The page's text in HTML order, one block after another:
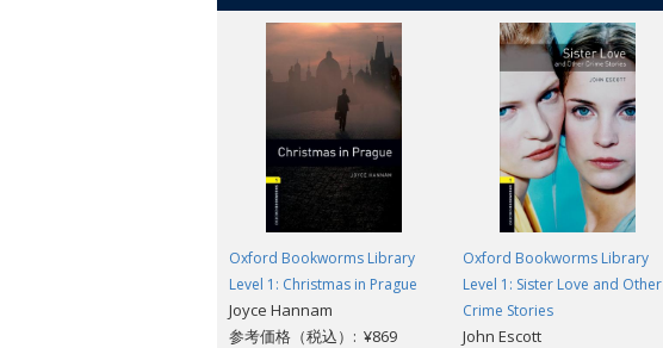
Oxford Bookworms Library
Level 1: Christmas in Prague
Joyce Hannam
参考価格（税込）: ¥869
Oxford Bookworms Library
Level 1: Sister Love and Other
Crime Stories
John Escott